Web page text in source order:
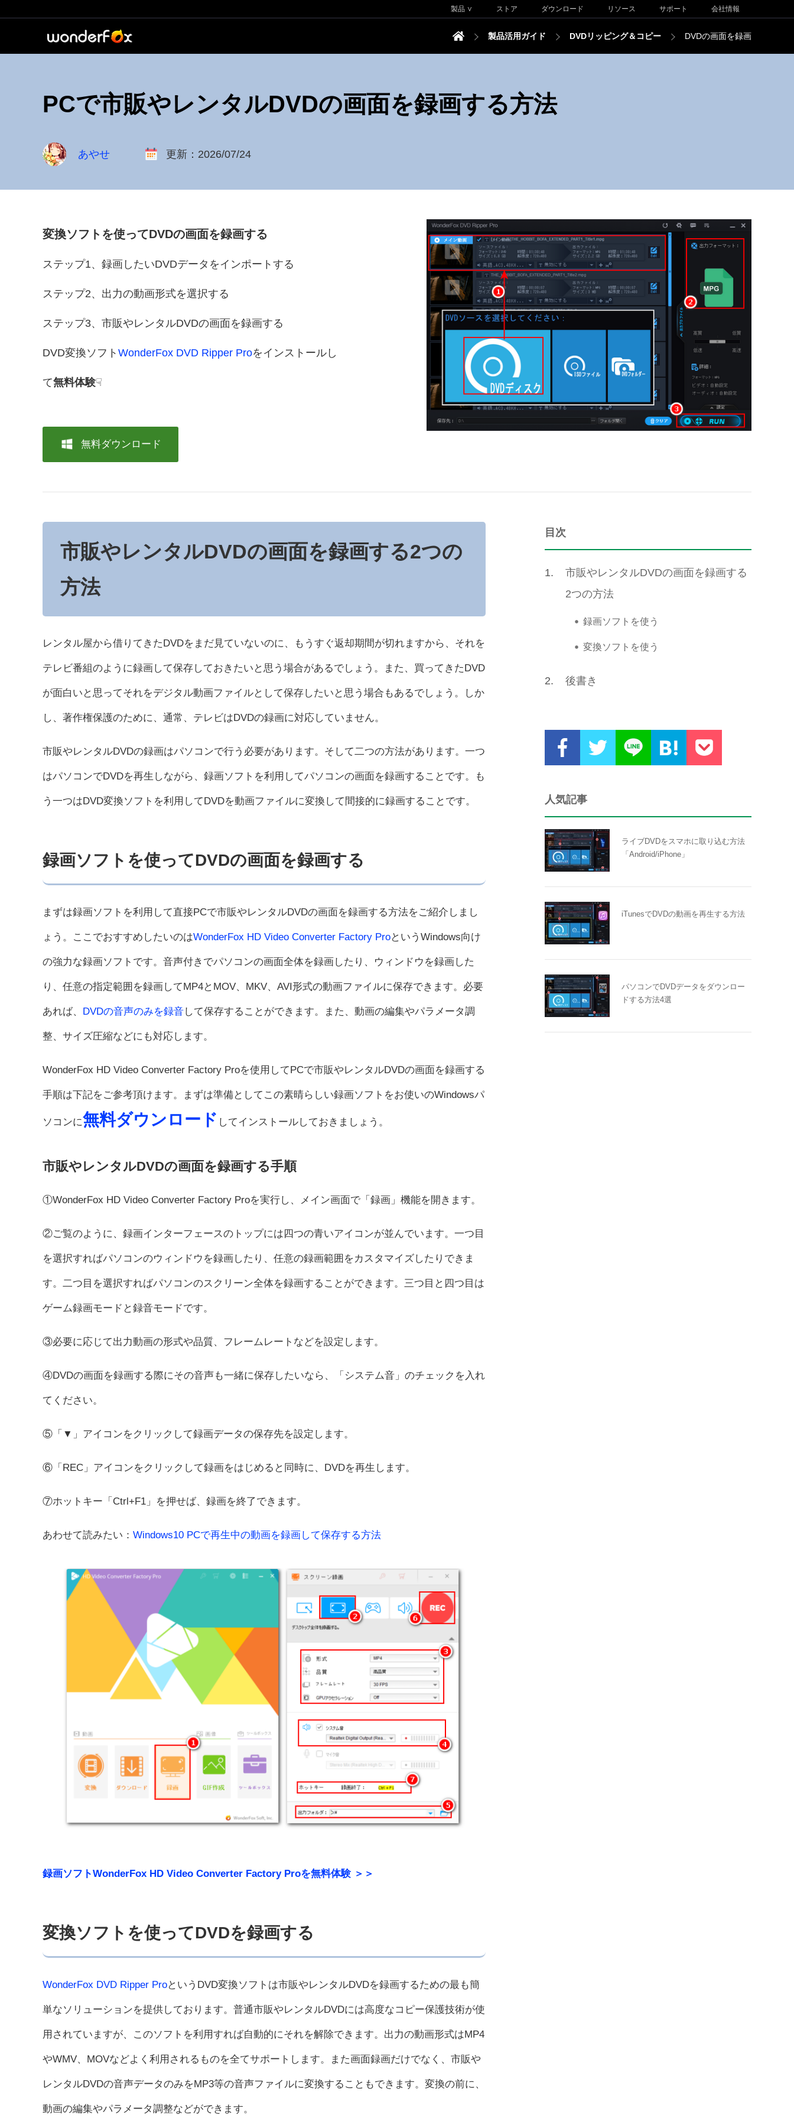
会社情報
サポート
リソース
ダウンロード
ストア
製品 ∨
DVDの画面を録画
DVDリッピング＆コピー
製品活用ガイド
PCで市販やレンタルDVDの画面を録画する方法
あやせ 更新：2026/07/24
変換ソフトを使ってDVDの画面を録画する
ステップ1、録画したいDVDデータをインポートする
ステップ2、出力の動画形式を選択する
ステップ3、市販やレンタルDVDの画面を録画する
DVD変換ソフト WonderFox DVD Ripper Proをインストールし
て無料体験☟
無料ダウンロード
市販やレンタルDVDの画面を録画する2つの
方法
レンタル屋から借りてきたDVDをまだ見ていないのに、もうすぐ返却期間が切れますから、それを
テレビ番組のように録画して保存しておきたいと思う場合があるでしょう。また、買ってきたDVD
が面白いと思ってそれをデジタル動画ファイルとして保存したいと思う場合もあるでしょう。しか
し、著作権保護のために、通常、テレビはDVDの録画に対応していません。
市販やレンタルDVDの録画はパソコンで行う必要があります。そして二つの方法があります。一つ
はパソコンでDVDを再生しながら、録画ソフトを利用してパソコンの画面を録画することです。も
う一つはDVD変換ソフトを利用してDVDを動画ファイルに変換して間接的に録画することです。
録画ソフトを使ってDVDの画面を録画する
まずは録画ソフトを利用して直接PCで市販やレンタルDVDの画面を録画する方法をご紹介しまし
ょう。ここでおすすめしたいのはWonderFox HD Video Converter Factory ProというWindows向け
の強力な録画ソフトです。音声付きでパソコンの画面全体を録画したり、ウィンドウを録画した
り、任意の指定範囲を録画してMP4とMOV、MKV、AVI形式の動画ファイルに保存できます。必要
あれば、 DVDの音声のみを録音して保存することができます。また、動画の編集やパラメータ調
整、サイズ圧縮などにも対応します。
WonderFox HD Video Converter Factory Proを使用してPCで市販やレンタルDVDの画面を録画する
手順は下記をご参考頂けます。まずは準備としてこの素晴らしい録画ソフトをお使いのWindowsパ
ソコンに無料ダウンロード してインストールしておきましょう。
市販やレンタルDVDの画面を録画する手順
①WonderFox HD Video Converter Factory Proを実行し、メイン画面で「録画」機能を開きます。
②ご覧のように、録画インターフェースのトップには四つの青いアイコンが並んでいます。一つ目
を選択すればパソコンのウィンドウを録画したり、任意の録画範囲をカスタマイズしたりできま
す。二つ目を選択すればパソコンのスクリーン全体を録画することができます。三つ目と四つ目は
ゲーム録画モードと録音モードです。
③必要に応じて出力動画の形式や品質、フレームレートなどを設定します。
④DVDの画面を録画する際にその音声も一緒に保存したいなら、「システム音」のチェックを入れ
てください。
⑤「▼」アイコンをクリックして録画データの保存先を設定します。
⑥「REC」アイコンをクリックして録画をはじめると同時に、DVDを再生します。
⑦ホットキー「Ctrl+F1」を押せば、録画を終了できます。
あわせて読みたい： Windows10 PCで再生中の動画を録画して保存する方法
録画ソフトWonderFox HD Video Converter Factory Proを無料体験 ＞＞
変換ソフトを使ってDVDを録画する
WonderFox DVD Ripper ProというDVD変換ソフトは市販やレンタルDVDを録画するための最も簡
単なソリューションを提供しております。普通市販やレンタルDVDには高度なコピー保護技術が使
用されていますが、このソフトを利用すれば自動的にそれを解除できます。出力の動画形式はMP4
やWMV、MOVなどよく利用されるものを全てサポートします。また画面録画だけでなく、市販や
レンタルDVDの音声データのみをMP3等の音声ファイルに変換することもできます。変換の前に、
動画の編集やパラメータ調整などができます。
目次
1.
市販やレンタルDVDの画面を録画する
2つの方法
録画ソフトを使う
変換ソフトを使う
2. 後書き
人気記事
ライブDVDをスマホに取り込む方法
「Android/iPhone」
iTunesでDVDの動画を再生する方法
パソコンでDVDデータをダウンロー
ドする方法4選